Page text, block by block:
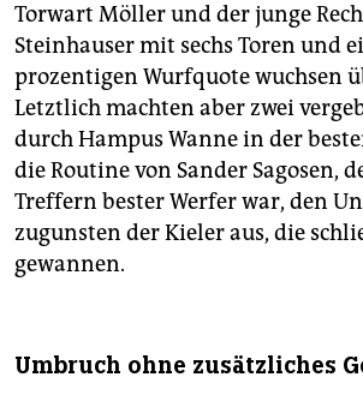
Torwart Möller und der junge
Steinhauser mit sechs Toren und
prozentigen Wurfquote wuchsen
Letztlich machten aber zwei
durch Hampus Wanne in der
die Routine von Sander Sagosen,
Treffern bester Werfer war, den
zugunsten der Kieler aus, die
gewannen.
Umbruch ohne zusätzliches